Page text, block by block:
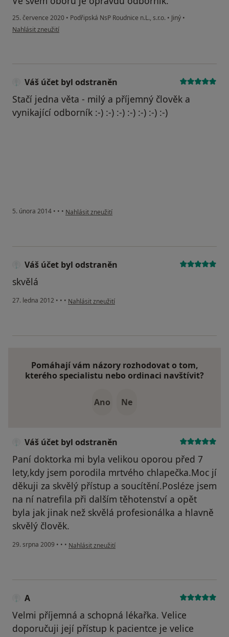
25. července 2020 • Podřipská NsP Roudnice n.L., s.r.o. • Jiný •
podle názoru uživatele D.K.
Nahlásit zneužití
Váš účet byl odstraněn
Stačí jedna věta - milý a příjemný člověk a
vynikající odborník :-) :-) :-) :-) :-) :-) :-)
5. února 2014 • • • podle názoru uživatele Váš účet byl odstraněn
Nahlásit zneužití
Váš účet byl odstraněn
skvělá
27. ledna 2012 • • • podle názoru uživatele Váš účet byl odstraněn
Nahlásit zneužití
Pomáhají vám názory rozhodovat o tom,
kterého specialistu nebo ordinaci navštívit?
Ano Ne
Váš účet byl odstraněn
Paní doktorka mi byla velikou oporou před 7
lety,kdy jsem porodila mrtvého chlapečka.Moc jí
děkuji za skvělý přístup a soucítění.Posléze jsem
na ní natrefila při dalším těhotenství a opět
byla jak jinak než skvělá profesionálka a hlavně
skvělý člověk.
29. srpna 2009 • • • podle názoru uživatele Váš účet byl odstraněn
Nahlásit zneužití
A
Velmi příjemná a schopná lékařka. Velice
doporučuji její přístup k pacientce je velice